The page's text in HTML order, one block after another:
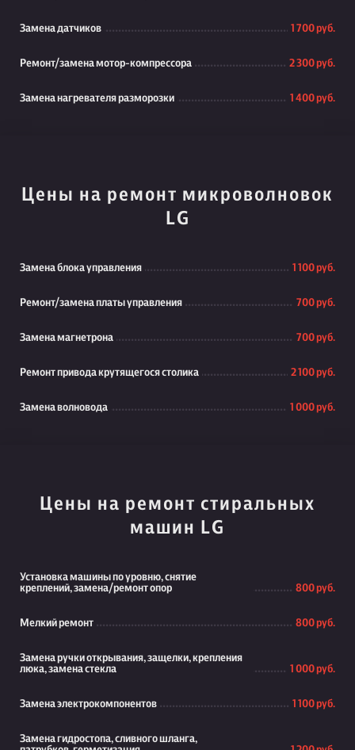
Замена датчиков 1 700 руб.
Ремонт/замена мотор-компрессора 2 300 руб.
Замена нагревателя разморозки 1 400 руб.
Цены на ремонт микроволновок
LG
Замена блока управления 1 100 руб.
Ремонт/замена платы управления 700 руб.
Замена магнетрона 700 руб.
Ремонт привода крутящегося столика 2 100 руб.
Замена волновода 1 000 руб.
Цены на ремонт стиральных
машин LG
Установка машины по уровню, снятие
креплений, замена/ремонт опор
800 руб.
Мелкий ремонт 800 руб.
Замена ручки открывания, защелки, крепления
люка, замена стекла
1 000 руб.
Замена электрокомпонентов 1 100 руб.
Замена гидростопа, сливного шланга,